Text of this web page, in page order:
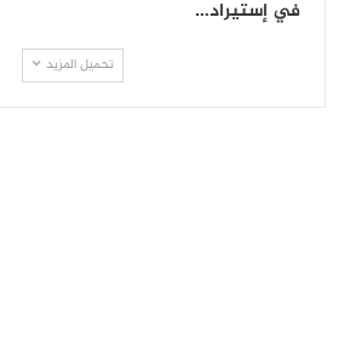
في إستيراد…
تحميل المزيد